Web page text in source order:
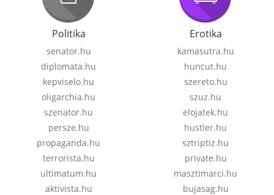
Politika
senator.hu
diplomata.hu
kepviselo.hu
oligarchia.hu
szenator.hu
persze.hu
propaganda.hu
terrorista.hu
ultimatum.hu
aktivista.hu
Erotika
kamasutra.hu
huncut.hu
szereto.hu
szuz.hu
elojatek.hu
hustler.hu
sztriptiz.hu
private.hu
masztimarci.hu
bujasag.hu